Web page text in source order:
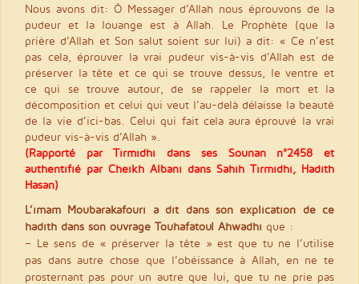
Nous avons dit: Ô Messager d’Allah nous éprouvons de la
pudeur et la louange est à Allah. Le Prophète (que la
prière d’Allah et Son salut soient sur lui) a dit: « Ce n’est
pas cela, éprouver la vrai pudeur vis-à-vis d’Allah est de
préserver la tête et ce qui se trouve dessus, le ventre et
ce qui se trouve autour, de se rappeler la mort et la
décomposition et celui qui veut l’au-delà délaisse la beauté
de la vie d’ici-bas. Celui qui fait cela aura éprouvé la vrai
pudeur vis-à-vis d’Allah ».
(Rapporté par Tirmidhi dans ses Sounan n°2458 et
authentifié par Cheikh Albani dans Sahih Tirmidhi, Hadith
Hasan)
L’imam Moubarakafouri a dit dans son explication de ce
hadith dans son ouvrage Touhafatoul Ahwadhi que :
– Le sens de « préserver la tête » est que tu ne l’utilise
pas dans autre chose que l’obéissance à Allah, en ne te
prosternant pas pour un autre que lui, que tu ne prie pas